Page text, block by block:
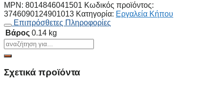
MPN: 8014846041501 Κωδικός προϊόντος:
3746090124901013 Κατηγορία: Εργαλεία Κήπου
Επιπρόσθετες Πληροφορίες
Βάρος 0.14 kg
Σχετικά προϊόντα